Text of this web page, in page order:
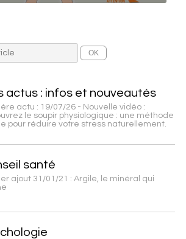
actus : infos et nouveautés
actu : 19/07/26 - Nouvelle vidéo :
le soupir physiologique : une méthode
pour réduire votre stress naturellement.
santé
ajout 31/01/21 : Argile, le minéral qui